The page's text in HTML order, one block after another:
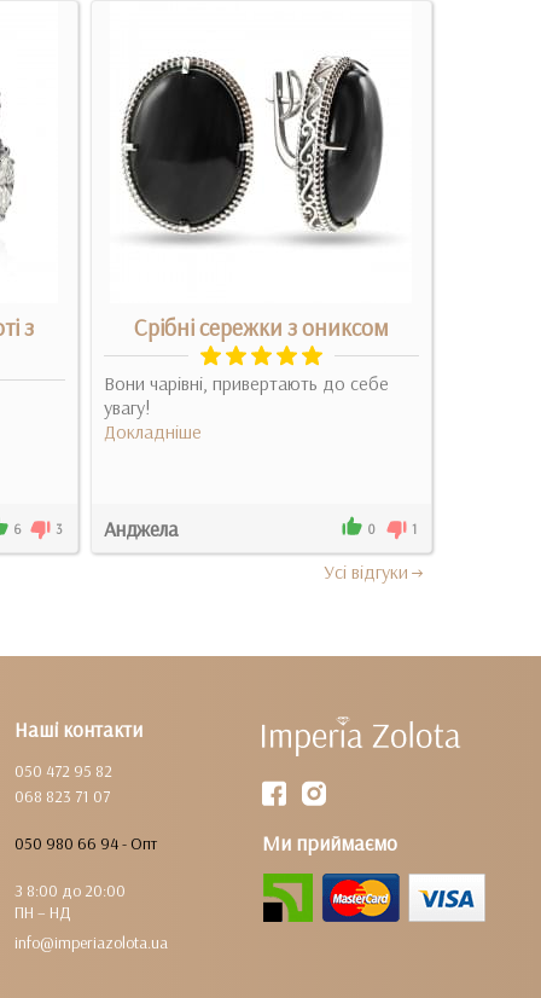
з
6 3
Срібні сережки з ониксом
Вони чарівні, привертають до себе
увагу!
Докладніше
Анджела 0 1
Усi вiдгуки
Наші контакти
050 472 95 82
068 823 71 07
050 980 66 94 - Опт
З 8:00 до 20:00
ПН – НД
info@imperiazolota.ua
Ми приймаємо